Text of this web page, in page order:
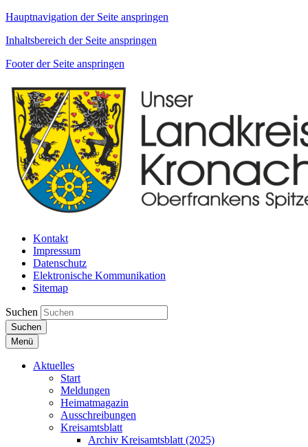
Hauptnavigation der Seite anspringen
Inhaltsbereich der Seite anspringen
Footer der Seite anspringen
Kontakt
Impressum
Datenschutz
Elektronische Kommunikation
Sitemap
Suchen
Suchen
Menü
Aktuelles
Start
Meldungen
Heimatmagazin
Ausschreibungen
Kreisamtsblatt
Archiv Kreisamtsblatt (2025)